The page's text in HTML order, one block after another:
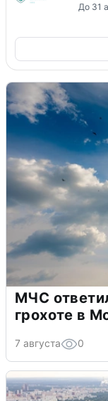
До 31
МЧС
грохоте в
7 августа 0